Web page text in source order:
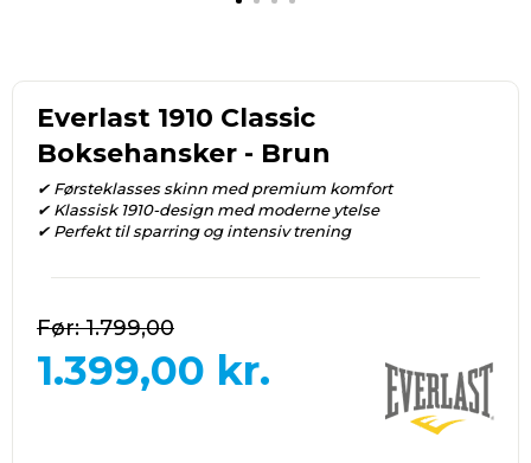
Everlast 1910 Classic
Boksehansker - Brun
✔ Førsteklasses skinn med premium komfort
✔ Klassisk 1910-design med moderne ytelse
✔ Perfekt til sparring og intensiv trening
1.799,00
1.399,00 kr.